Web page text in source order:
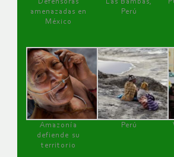
Defensoras
amenazadas en
México
Las Bambas,
Perú
Amazonía
defiende su
territorio
Perú